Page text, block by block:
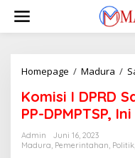
konten
Homepage / Madura /
Komisi I DPRD
PP-DPMPTSP,
Admin
Juni 16, 2023
Madura, Pemerintahan, Politik